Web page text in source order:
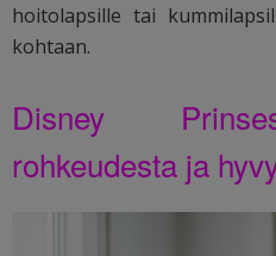
hoitolapsille tai
kohtaan.
Disney
rohkeudesta ja